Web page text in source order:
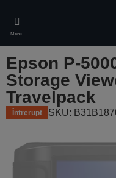
main
content
Meniu
Epson P-
Storage
Travelpack
Întrerupt SKU: